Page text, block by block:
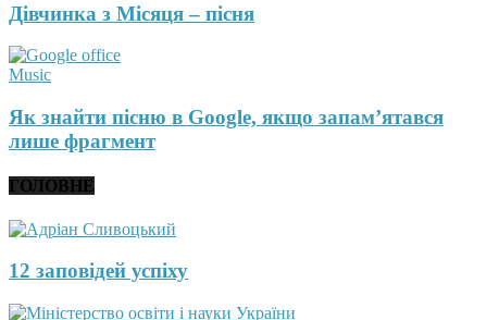
Дівчинка з Місяця – пісня
Music
Як знайти пісню в Google, якщо запам’ятався
лише фрагмент
ГОЛОВНЕ
12 заповідей успіху